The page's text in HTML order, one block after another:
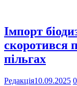
Імпорт
скоротився
пільгах
Редакція10.09.2025 0